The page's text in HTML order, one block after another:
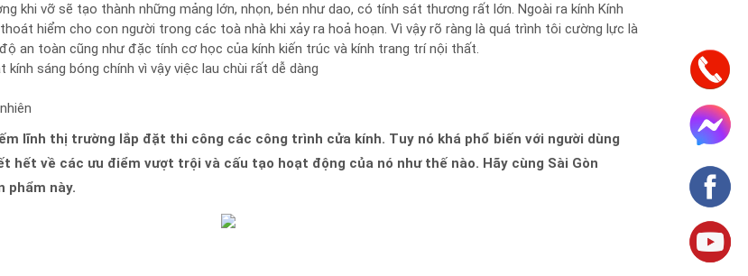
khi vỡ sẽ tạo thành những mảng lớn, nhọn, bén như dao, có tính sát thương rất lớn. Ngoài ra kính Kính
hiểm cho con người trong các toà nhà khi xảy ra hoả hoạn. Vì vậy rõ ràng là quá trình tôi cường lực là
an toàn cũng như đặc tính cơ học của kính kiến trúc và kính trang trí nội thất.
kính sáng bóng chính vì vậy việc lau chùi rất dễ dàng
lĩnh thị trường lắp đặt thi công các công trình cửa kính. Tuy nó khá phổ biến với người dùng
hết về các ưu điểm vượt trội và cấu tạo hoạt động của nó như thế nào. Hãy cùng Sài Gòn
phẩm này.